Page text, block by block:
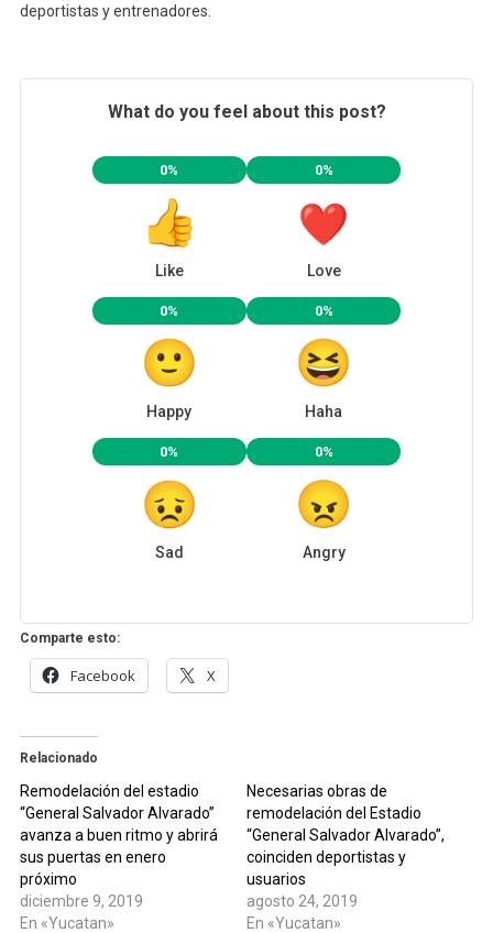
deportistas y entrenadores.
What do you feel about this post?
0%
Like
0%
Love
0%
Happy
0%
Haha
0%
Sad
0%
Angry
Comparte esto:
Facebook X
Relacionado
Remodelación del estadio
“General Salvador Alvarado”
avanza a buen ritmo y abrirá
sus puertas en enero
próximo
diciembre 9, 2019
En «Yucatan»
Necesarias obras de
remodelación del Estadio
“General Salvador Alvarado”,
coinciden deportistas y
usuarios
agosto 24, 2019
En «Yucatan»